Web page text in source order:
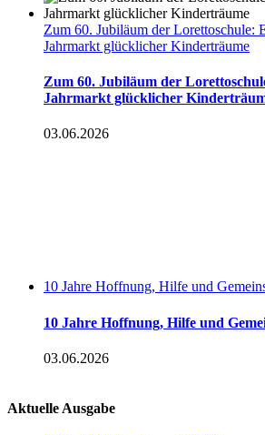
Zum 60. Jubiläum der Lorettoschule:
Jahrmarkt glücklicher Kinderträume
Zum 60. Jubiläum der
Jahrmarkt glücklicher
03.06.2026
10 Jahre Hoffnung, Hilfe und
10 Jahre Hoffnung, Hilfe und
03.06.2026
Aktuelle Ausgabe